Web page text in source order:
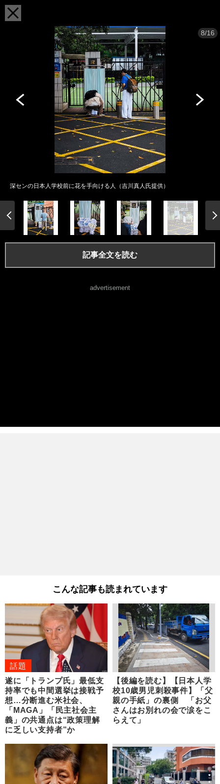
8/16
深センの日本人学校前に花を手向ける人（吉川真人氏提供）
記事全文を読む
advertisement
こんな記事も読まれています
話題
遂に「トランプ氏」最低支
持率でも中間選挙は接戦予
想…分断進む米社会、
「MAGA」「民主社会主
義」の共通点は“政策理解
に乏しい支持者”か
【後編を読む】【日本人学
校10歳男児刺殺事件】「父
親の手紙」の裏側 「お父
さんはお別れの会で涙をこ
らえて」